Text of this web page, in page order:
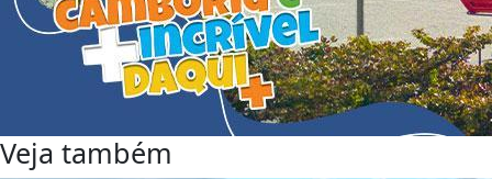
Veja também